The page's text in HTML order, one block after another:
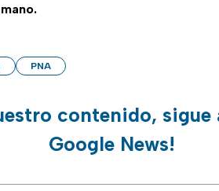
PNA
contenido,
Google News!